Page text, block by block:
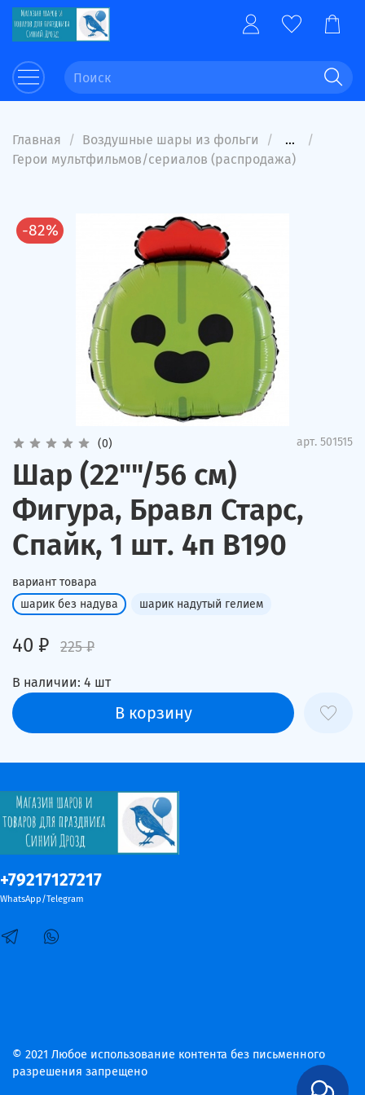
Главная Воздушные шары из фольги
...
Герои мультфильмов/сериалов (распродажа)
-82%
(0) арт. 501515
Шар (22""/56 см)
Фигура, Бравл Старс,
Спайк, 1 шт. 4п В190
вариант товара
шарик без надува
шарик надутый гелием
40 ₽ 225 ₽
В наличии: 4 шт
В корзину
+79217127217
WhatsApp/Telegram
© 2021 Любое использование контента без письменного
разрешения запрещено